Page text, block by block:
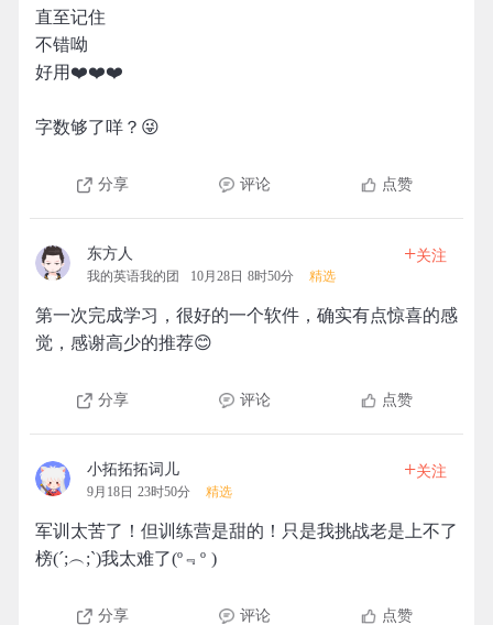
直至记住
不错呦
好用❤️❤️❤️
字数够了咩？😜
分享 评论 点赞
东方人
我的英语我的团 10月28日 8时50分 精选
+关注
第一次完成学习，很好的一个软件，确实有点惊喜的感
觉，感谢高少的推荐😊
分享 评论 点赞
小拓拓拓词儿
9月18日 23时50分 精选
+关注
军训太苦了！但训练营是甜的！只是我挑战老是上不了
榜(´;︵;`)我太难了(º﹃º )
分享 评论 点赞